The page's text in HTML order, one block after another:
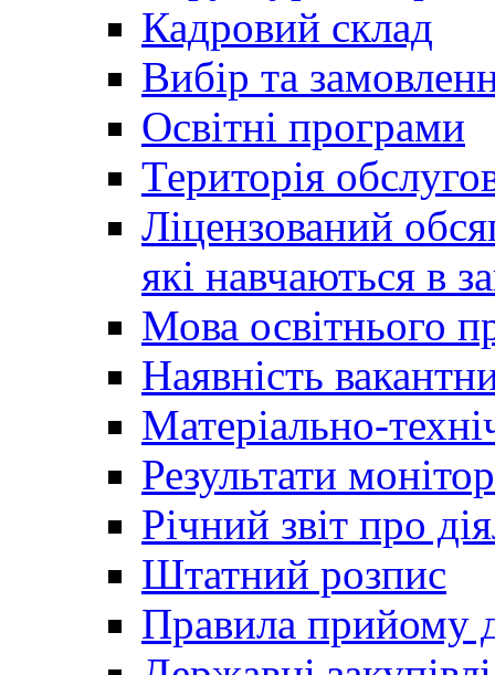
Кадровий склад
Вибір та
Освітні програми
Територія
Ліцензований
які навчаються в
Мова освітнього
Наявність
Матеріально-
Результати
Річний звіт про
Штатний розпис
Правила прийому